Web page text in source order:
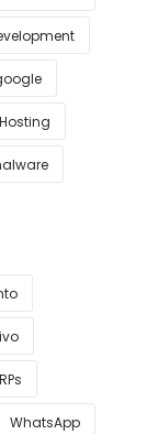
Hosting
WhatsApp